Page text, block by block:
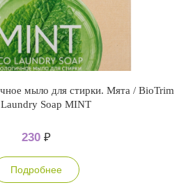
мыло для стирки. Мята / BioTrim
Soap MINT
230 ₽
Подробнее